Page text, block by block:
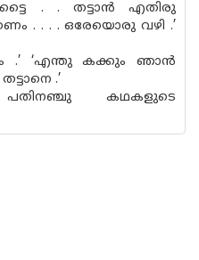
. . തട്ടാ‌ന്‍ എതിരു
. . . . ഒരേയൊരു വഴി .’
.’ ‘എന്തു കക്കും ഞാ‌ന്‍
.’
കഥകളുടെ